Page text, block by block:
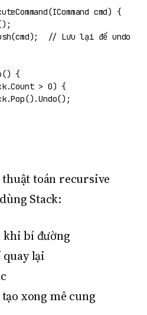
(ICommand cmd) {
// Lưu lại để undo
() {
> 0) {
toán recursive
Stack:
bí đường
quay lại
xong mê cung